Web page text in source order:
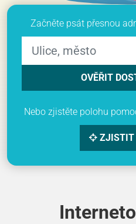
Začněte psát přesnou
OVĚŘIT
Nebo zjistěte polohu
ZJISTIT